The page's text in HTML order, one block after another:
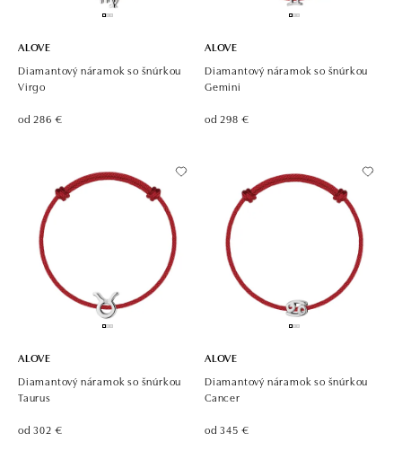
ALOVE
Diamantový náramok so šnúrkou
Virgo
od 286 €
ALOVE
Diamantový náramok so šnúrkou
Gemini
od 298 €
ALOVE
Diamantový náramok so šnúrkou
Taurus
od 302 €
ALOVE
Diamantový náramok so šnúrkou
Cancer
od 345 €